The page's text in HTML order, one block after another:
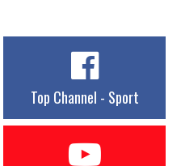
Top Channel - Sport